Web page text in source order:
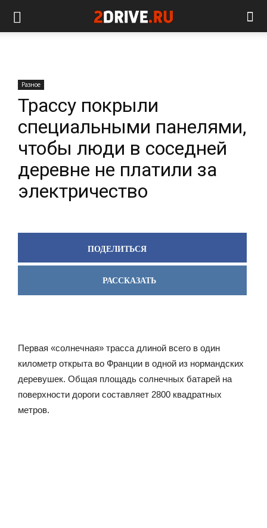
Разное
Трассу покрыли
специальными панелями,
чтобы люди в соседней
деревне не платили за
электричество
ПОДЕЛИТЬСЯ
РАССКАЗАТЬ
Первая «солнечная» трасса длиной всего в один
километр открыта во Франции в одной из нормандских
деревушек. Общая площадь солнечных батарей на
поверхности дороги составляет 2800 квадратных
метров.